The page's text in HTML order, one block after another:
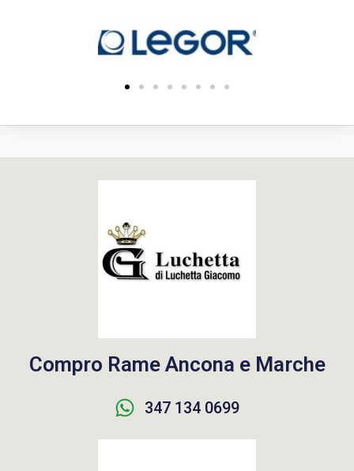
Compro Rame Ancona e Marche
347 134 0699